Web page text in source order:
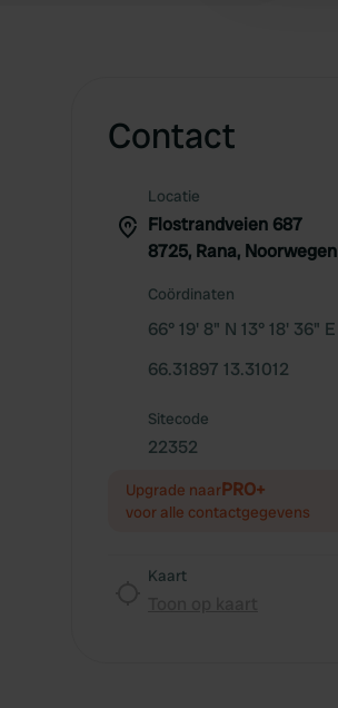
Contact
Locatie
Flostrandveien 687
8725, Rana, Noorwegen
Coördinaten
66° 19' 8" N 13° 18' 36" E
66.31897 13.31012
Sitecode
22352
Upgrade naarPRO+
voor alle contactgegevens
Kaart